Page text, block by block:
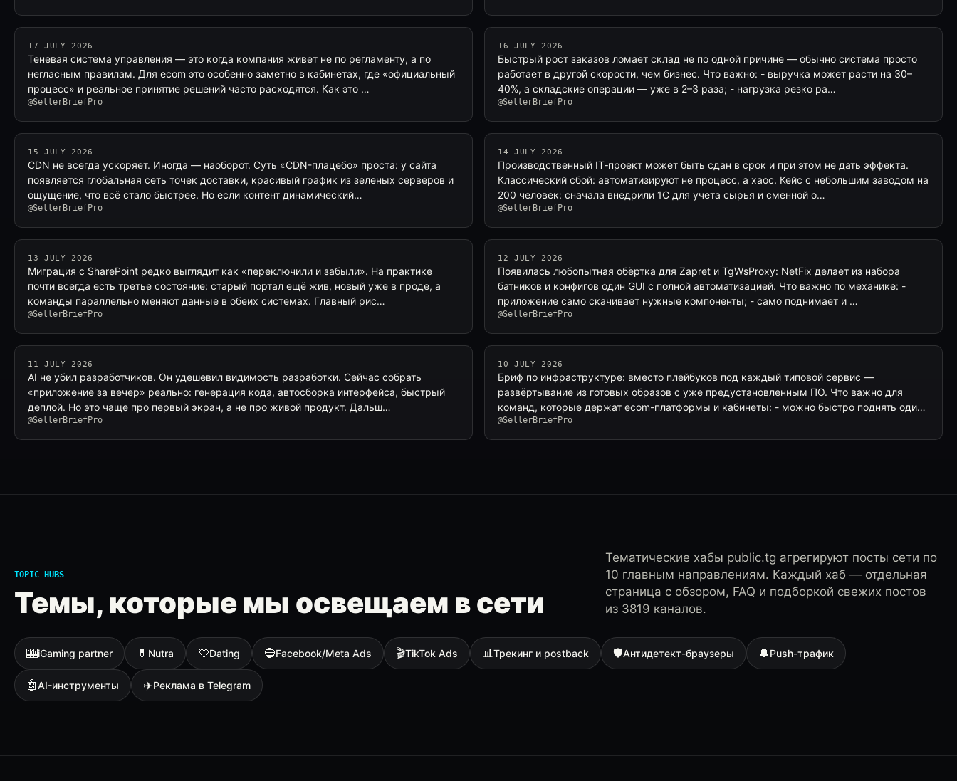
17 JULY 2026
Теневая система управления — это когда компания живет не по регламенту, а по
негласным правилам. Для ecom это особенно заметно в кабинетах, где «официальный
процесс» и реальное принятие решений часто расходятся. Как это …
@SellerBriefPro
16 JULY 2026
Быстрый рост заказов ломает склад не по одной причине — обычно система просто
работает в другой скорости, чем бизнес. Что важно: - выручка может расти на 30–
40%, а складские операции — уже в 2–3 раза; - нагрузка резко ра…
@SellerBriefPro
15 JULY 2026
CDN не всегда ускоряет. Иногда — наоборот. Суть «CDN-плацебо» проста: у сайта
появляется глобальная сеть точек доставки, красивый график из зеленых серверов и
ощущение, что всё стало быстрее. Но если контент динамический…
@SellerBriefPro
14 JULY 2026
Производственный IT‑проект может быть сдан в срок и при этом не дать эффекта.
Классический сбой: автоматизируют не процесс, а хаос. Кейс с небольшим заводом на
200 человек: сначала внедрили 1С для учета сырья и сменной о…
@SellerBriefPro
13 JULY 2026
Миграция с SharePoint редко выглядит как «переключили и забыли». На практике
почти всегда есть третье состояние: старый портал ещё жив, новый уже в проде, а
команды параллельно меняют данные в обеих системах. Главный рис…
@SellerBriefPro
12 JULY 2026
Появилась любопытная обёртка для Zapret и TgWsProxy: NetFix делает из набора
батников и конфигов один GUI с полной автоматизацией. Что важно по механике: -
приложение само скачивает нужные компоненты; - само поднимает и …
@SellerBriefPro
11 JULY 2026
AI не убил разработчиков. Он удешевил видимость разработки. Сейчас собрать
«приложение за вечер» реально: генерация кода, автосборка интерфейса, быстрый
деплой. Но это чаще про первый экран, а не про живой продукт. Дальш…
@SellerBriefPro
10 JULY 2026
Бриф по инфраструктуре: вместо плейбуков под каждый типовой сервис —
развёртывание из готовых образов с уже предустановленным ПО. Что важно для
команд, которые держат ecom-платформы и кабинеты: - можно быстро поднять оди…
@SellerBriefPro
TOPIC HUBS
Темы, которые мы освещаем в сети
Тематические хабы public.tg агрегируют посты сети по
10 главным направлениям. Каждый хаб — отдельная
страница с обзором, FAQ и подборкой свежих постов
из 3819 каналов.
🎰iGaming partner 💊 Nutra 💘Dating 🔵Facebook/Meta Ads 🎬TikTok Ads 📊Трекинг и postback 🛡Антидетект-браузеры 🔔Push-трафик
🤖AI-инструменты ✈️Реклама в Telegram